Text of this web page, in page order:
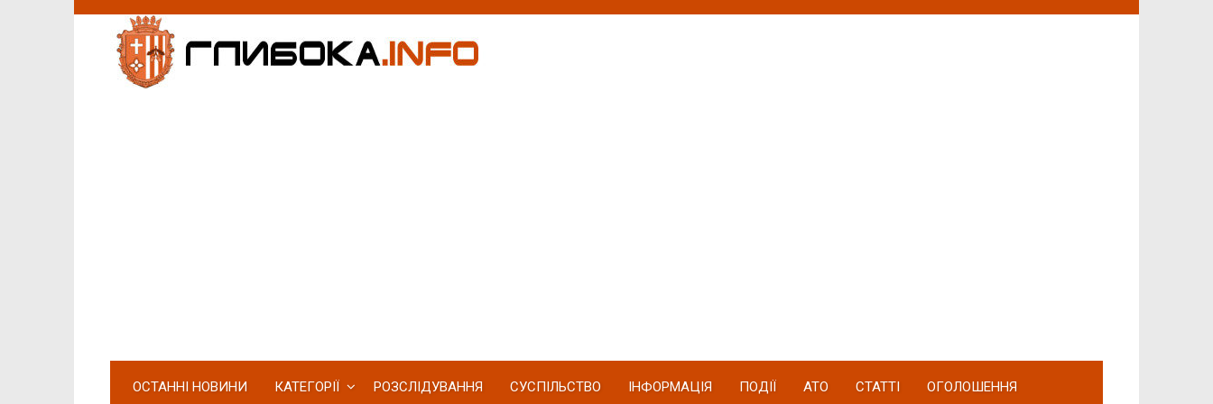
ОСТАННІ НОВИНИ КАТЕГОРІЇ РОЗСЛІДУВАННЯ СУСПІЛЬСТВО ІНФОРМАЦІЯ ПОДІЇ АТО СТАТТІ ОГОЛОШЕННЯ